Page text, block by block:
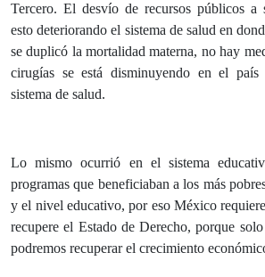
Tercero. El desvío de recursos públicos a
esto deteriorando el sistema de salud en
se duplicó la mortalidad materna, no hay
cirugías se está disminuyendo en el
sistema de salud.
Lo mismo ocurrió en el sistema
programas que beneficiaban a los más
y el nivel educativo, por eso México
recupere el Estado de Derecho, porque
podremos recuperar el crecimiento